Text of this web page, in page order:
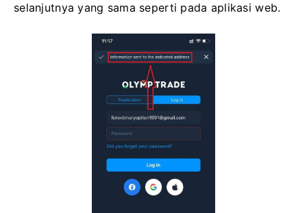
selanjutnya yang sama seperti pada aplikasi web.